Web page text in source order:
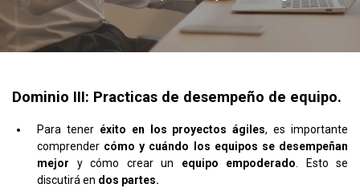
Dominio III: Practicas de desempeño de equipo.
Para teneréxito en los proyectos ágiles, es importante
comprender cómo y cuándo los equipos se desempeñan
mejor y cómo crear un equipo empoderado . Esto se
discutirá en dos partes.